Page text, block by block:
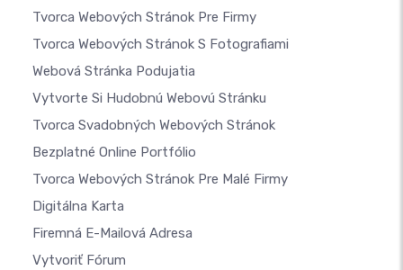
Tvorca Webových Stránok Pre Firmy
Tvorca Webových Stránok S Fotografiami
Webová Stránka Podujatia
Vytvorte Si Hudobnú Webovú Stránku
Tvorca Svadobných Webových Stránok
Bezplatné Online Portfólio
Tvorca Webových Stránok Pre Malé Firmy
Digitálna Karta
Firemná E-Mailová Adresa
Vytvoriť Fórum